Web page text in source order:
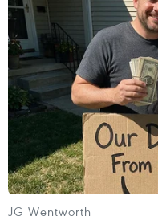
TIN LIÊN QUAN
JG Wentworth